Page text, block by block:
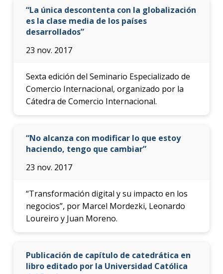
“La única descontenta con la globalización
es la clase media de los países
desarrollados”
23 nov. 2017
Sexta edición del Seminario Especializado de
Comercio Internacional, organizado por la
Cátedra de Comercio Internacional.
“No alcanza con modificar lo que estoy
haciendo, tengo que cambiar”
23 nov. 2017
“Transformación digital y su impacto en los
negocios”, por Marcel Mordezki, Leonardo
Loureiro y Juan Moreno.
Publicación de capítulo de catedrática en
libro editado por la Universidad Católica